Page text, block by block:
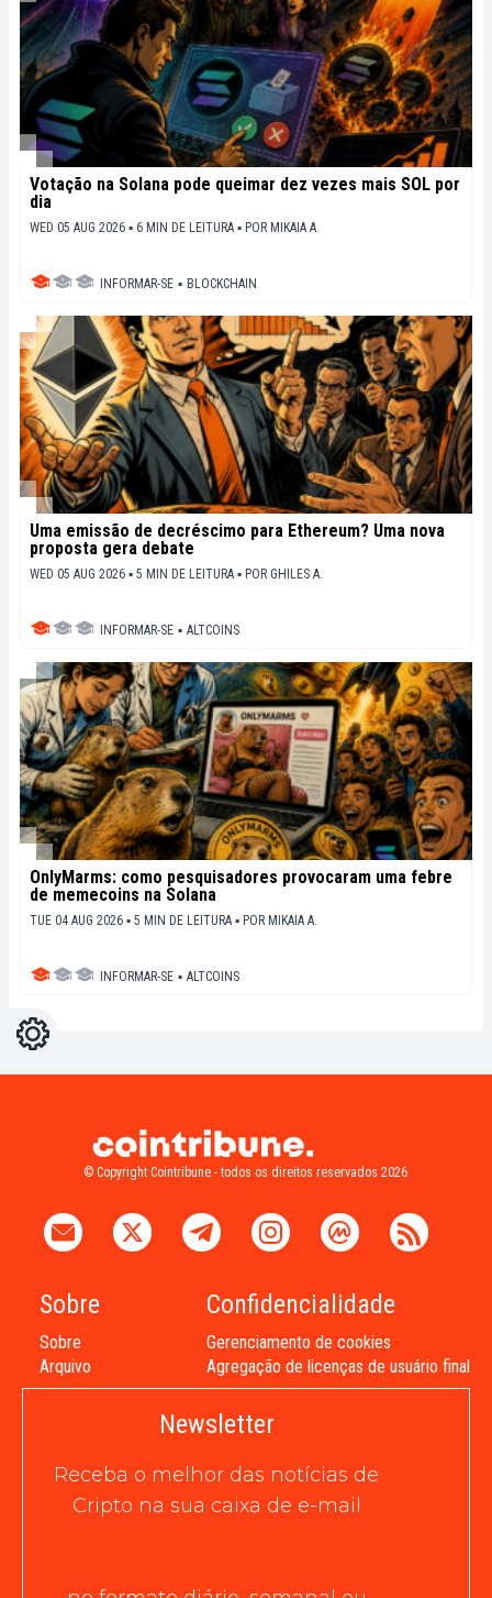
Votação na Solana pode queimar dez vezes mais SOL por
dia
WED 05 AUG 2026 ▪ 6 MIN DE LEITURA ▪ POR MIKAIA A.
INFORMAR-SE ▪ BLOCKCHAIN
Uma emissão de decréscimo para Ethereum? Uma nova
proposta gera debate
WED 05 AUG 2026 ▪ 5 MIN DE LEITURA ▪ POR GHILES A.
INFORMAR-SE ▪ ALTCOINS
OnlyMarms: como pesquisadores provocaram uma febre
de memecoins na Solana
TUE 04 AUG 2026 ▪ 5 MIN DE LEITURA ▪ POR MIKAIA A.
INFORMAR-SE ▪ ALTCOINS
Configurações
© Copyright Cointribune - todos os direitos reservados 2026
Sobre
Sobre
Arquivo
Confidencialidade
Gerenciamento de cookies
Agregação de licenças de usuário final
Newsletter
Receba o melhor das notícias de
Cripto na sua caixa de e-mail